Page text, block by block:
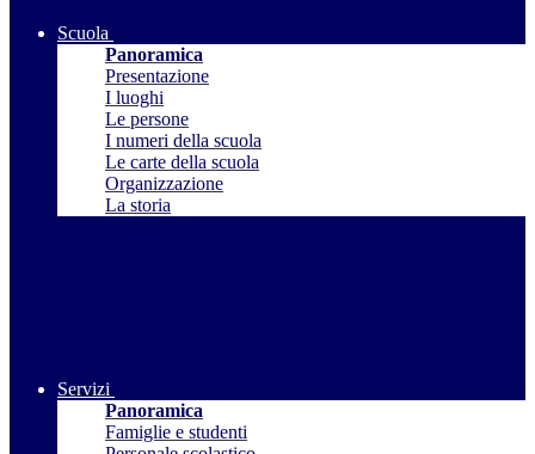
Scuola
Panoramica
Presentazione
I luoghi
Le persone
I numeri della scuola
Le carte della scuola
Organizzazione
La storia
Servizi
Panoramica
Famiglie e studenti